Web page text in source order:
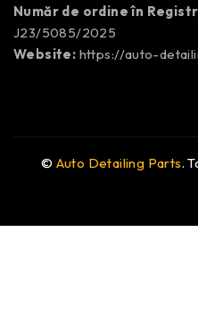
Număr de ordine în
J23/5085/2025
Website: https://auto-
© Auto Detailing Parts.